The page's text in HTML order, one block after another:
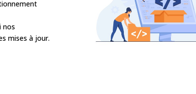
nos
mises à jour.